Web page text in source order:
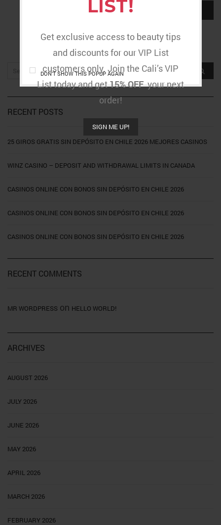
LIST!
Get exclusive access to beauty tips
and discounts for our VIP List
customers only. Join the Cali’s VIP
List today and get15% OFFyour next
order!
SIGN ME UP!
DON'T SHOW THIS POPUP AGAIN
RECENT POSTS
25 GIROS GRATIS SIN DEPÓSITO EN CHILE 2026 MEJORES CASINOS
WINZ CASINO – DEPOSIT AND WITHDRAWAL LIMITS IN CANADA
CASINOS ONLINE CON BONOS SIN DEPÓSITO EN CHILE 2026
CASINOS ONLINE CON BONOS SIN DEPÓSITO EN CHILE 2026
CASINOS ONLINE CON BONOS SIN DEPÓSITO EN CHILE 2026
RECENT COMMENTS
MR WORDPRESS on HELLO WORLD!
ARCHIVES
AUGUST 2026
JULY 2026
JUNE 2026
MAY 2026
APRIL 2026
MARCH 2026
FEBRUARY 2026